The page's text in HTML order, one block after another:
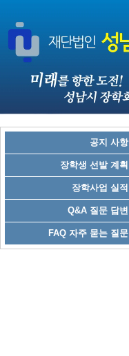
공지 사항
장학생 선발 계획
장학사업 실적
Q&A 질문 답변
FAQ 자주 묻는 질문